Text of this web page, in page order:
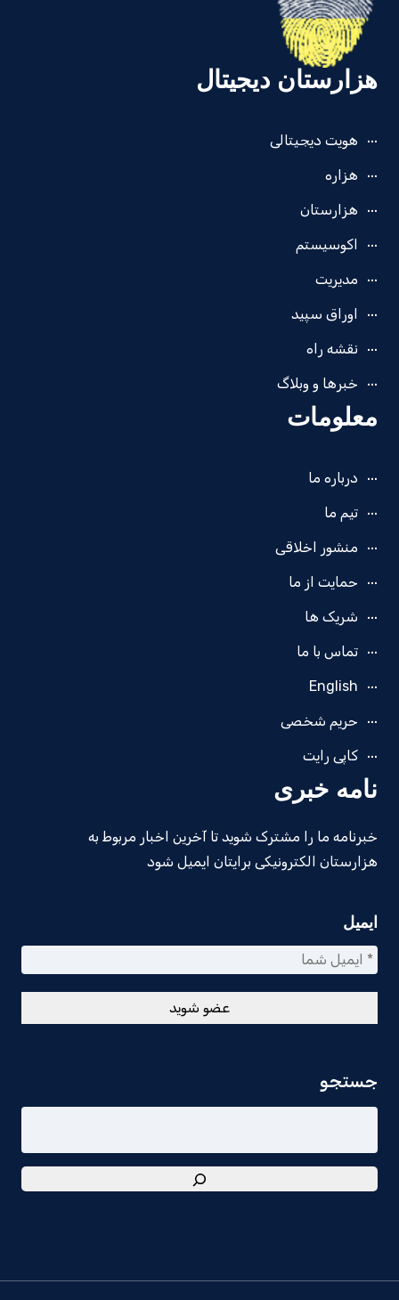
هزارستان دیجیتال
هویت دیجیتالی
هزاره
هزارستان
اکوسیستم
مدیریت
اوراق سپید
نقشه راه
خبرها و وبلاگ
معلومات
درباره ما
تیم ما
منشور اخلاقی
حمایت از ما
شریک ها
تماس با ما
English
حریم شخصی
کاپی رایت
نامه خبری
خبرنامه ما را مشترک شوید تا آخرین اخبار مربوط به
هزارستان الکترونیکی برایتان ایمیل شود
ایمیل
جستجو